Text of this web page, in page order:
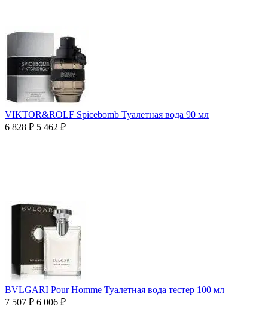
VIKTOR&ROLF Spicebomb Туалетная вода 90 мл
6 828 ₽ 5 462 ₽
BVLGARI Pour Homme Туалетная вода тестер 100 мл
7 507 ₽ 6 006 ₽